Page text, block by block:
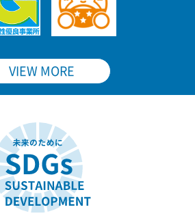
VIEW MORE